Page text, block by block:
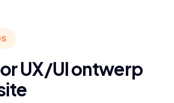
UX/UI ontwerp